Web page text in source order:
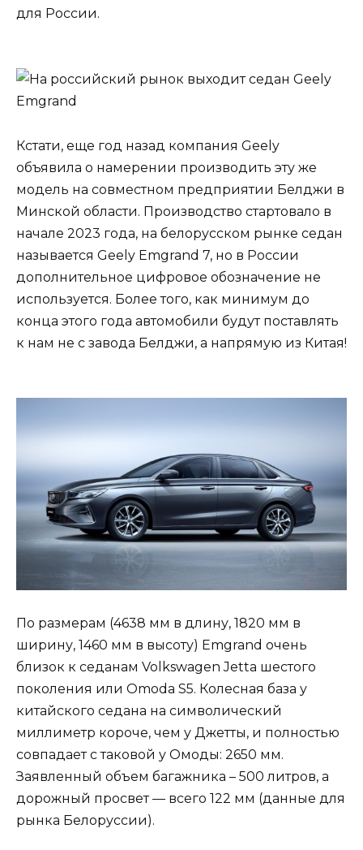
для России.
Кстати, еще год назад компания Geely
объявила о намерении производить эту же
модель на совместном предприятии Белджи в
Минской области. Производство стартовало в
начале 2023 года, на белорусском рынке седан
называется Geely Emgrand 7, но в России
дополнительное цифровое обозначение не
используется. Более того, как минимум до
конца этого года автомобили будут поставлять
к нам не с завода Белджи, а напрямую из Китая!
По размерам (4638 мм в длину, 1820 мм в
ширину, 1460 мм в высоту) Emgrand очень
близок к седанам Volkswagen Jetta шестого
поколения или Omoda S5. Колесная база у
китайского седана на символический
миллиметр короче, чем у Джетты, и полностью
совпадает с таковой у Омоды: 2650 мм.
Заявленный объем багажника – 500 литров, а
дорожный просвет — всего 122 мм (данные для
рынка Белоруссии).